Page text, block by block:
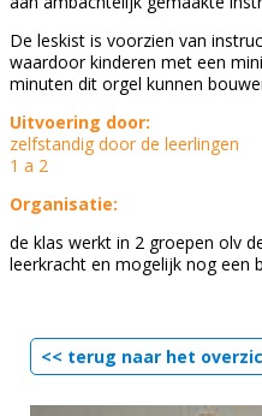
De leskist is voorzien van
waardoor kinderen met een
minuten dit orgel kunnen
Uitvoering door:
zelfstandig door de leerlingen
1 a 2
Organisatie:
de klas werkt in 2 groepen olv
leerkracht en mogelijk nog een
<< terug naar het